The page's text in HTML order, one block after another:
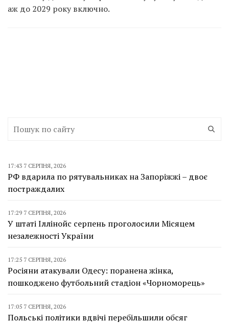
аж до 2029 року включно.
17:43 7 СЕРПНЯ, 2026
РФ вдарила по рятувальниках на Запоріжжі – двоє
постраждалих
17:29 7 СЕРПНЯ, 2026
У штаті Іллінойс серпень проголосили Місяцем
незалежності України
17:25 7 СЕРПНЯ, 2026
Росіяни атакували Одесу: поранена жінка,
пошкоджено футбольний стадіон «Чорноморець»
17:05 7 СЕРПНЯ, 2026
Польські політики вдвічі перебільшили обсяг